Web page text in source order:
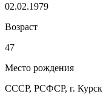
02.02.1979
Возраст
47
Место рождения
СССР, РСФСР, г. Курск